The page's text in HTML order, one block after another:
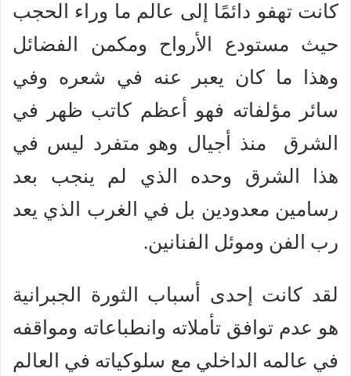
كانت تهفو دائمًا إلى عالم ما وراء الحجب
حيث مستودع الأرواح ومكمن الفضائل
وهذا ما كان يعبر عنه في شعره وفي
سائر مؤلفاته فهو أعظم كاتب ظهر في
الشرق منذ أجيال وهو متفرد ليس في
هذا الشرق وحده الذي لم ينجب بعد
رسامين معدودين بل في الغرب الذي يعد
رب الفن وموئل الفنانين.
لقد كانت إحدى أسباب الثورة الجبرانية
هو عدم توافق تأملاته وانطباعاته ومواقفه
في عالمه الداخلي مع سلوكياته في العالم